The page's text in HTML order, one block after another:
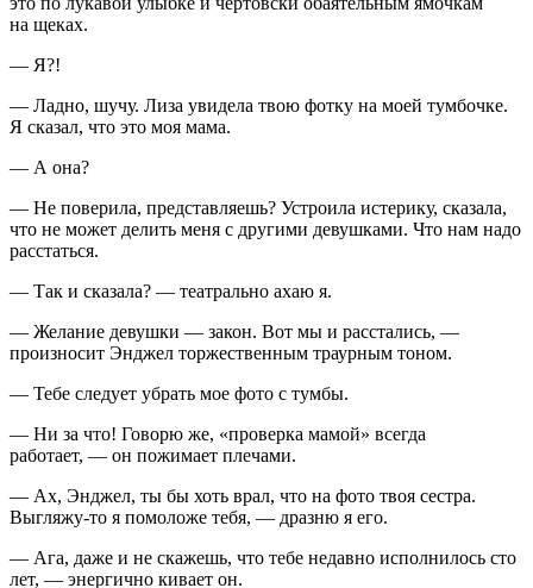
на щеках.
— Я?!
— Ладно, шучу. Лиза увидела твою фотку на моей тумбочке.
Я сказал, что это моя мама.
— А она?
— Не поверила, представляешь? Устроила истерику, сказала,
что не может делить меня с другими девушками. Что нам надо
расстаться.
— Так и сказала? — театрально ахаю я.
— Желание девушки — закон. Вот мы и расстались, —
произносит Энджел торжественным траурным тоном.
— Тебе следует убрать мое фото с тумбы.
— Ни за что! Говорю же, «проверка мамой» всегда
работает, — он пожимает плечами.
— Ах, Энджел, ты бы хоть врал, что на фото твоя сестра.
Выгляжу-то я помоложе тебя, — дразню я его.
— Ага, даже и не скажешь, что тебе недавно исполнилось сто
лет, — энергично кивает он.